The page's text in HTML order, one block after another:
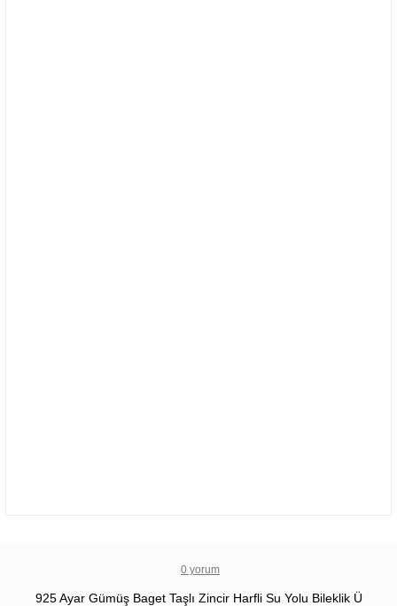
0 yorum
925 Ayar Gümüş Baget Taşlı Zincir Harfli Su Yolu Bileklik Ü